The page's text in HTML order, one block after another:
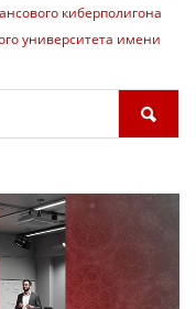
киберполигона
университета имени